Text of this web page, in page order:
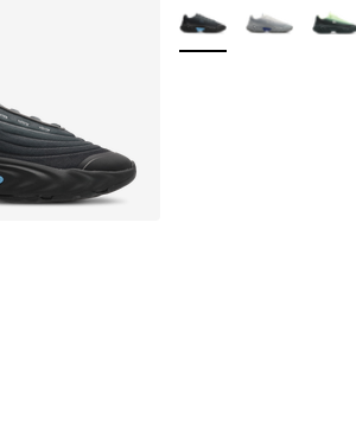
Prix en baisse de € 129,99 à
Plus de couleurs